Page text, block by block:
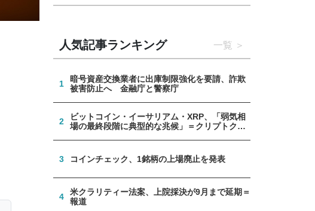
人気記事ランキング 一覧
1
暗号資産交換業者に出庫制限強化を要請、詐欺
被害防止へ 金融庁と警察庁
2
ビットコイン・イーサリアム・XRP、「弱気相
場の最終段階に典型的な兆候」＝クリプトクア
3 コインチェック、1銘柄の上場廃止を発表
4
米クラリティー法案、上院採決が9月まで延期＝
報道